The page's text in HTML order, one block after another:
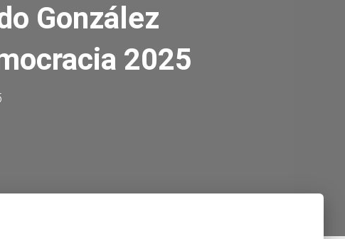
González
2025